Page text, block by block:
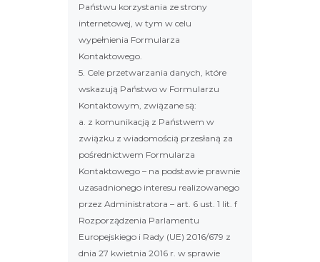
Państwu korzystania ze strony
internetowej, w tym w celu
wypełnienia Formularza
Kontaktowego.
5. Cele przetwarzania danych, które
wskazują Państwo w Formularzu
Kontaktowym, związane są:
a. z komunikacją z Państwem w
związku z wiadomością przesłaną za
pośrednictwem Formularza
Kontaktowego – na podstawie prawnie
uzasadnionego interesu realizowanego
przez Administratora – art. 6 ust. 1 lit. f
Rozporządzenia Parlamentu
Europejskiego i Rady (UE) 2016/679 z
dnia 27 kwietnia 2016 r. w sprawie